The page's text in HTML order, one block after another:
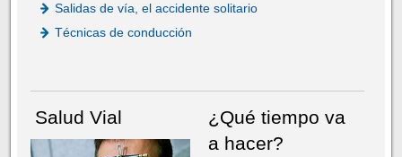
Salidas de vía, el accidente solitario
Técnicas de conducción
Salud Vial
¿Qué tiempo va
a hacer?